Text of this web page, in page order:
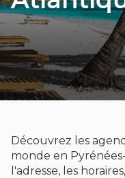
Découvrez les
monde en
l'adresse, les